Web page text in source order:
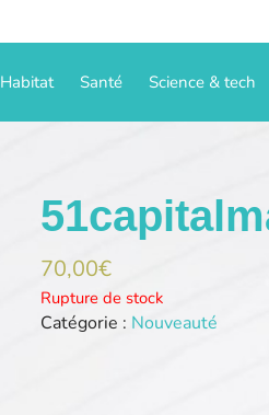
Habitat Santé Science & tech
70,00€
Rupture de stock
Catégorie : Nouveauté